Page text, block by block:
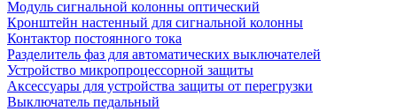
Модуль сигнальной колонны оптический
Кронштейн настенный для сигнальной колонны
Контактор постоянного тока
Разделитель фаз для автоматических выключателей
Устройство микропроцессорной защиты
Аксессуары для устройства защиты от перегрузки
Выключатель педальный